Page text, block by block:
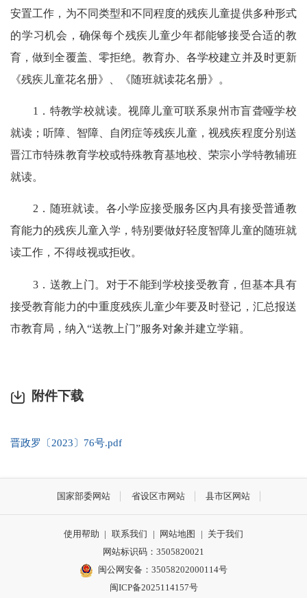
安置工作，为不同类型和不同程度的残疾儿童提供多种形式
的学习机会，确保每个残疾儿童少年都能够接受合适的教
育，做到全覆盖、零拒绝。教育办、各学校建立并及时更新
《残疾儿童花名册》、《随班就读花名册》。
1．特教学校就读。视障儿童可联系泉州市盲聋哑学校
就读；听障、智障、自闭症等残疾儿童，视残疾程度分别送
晋江市特殊教育学校或特殊教育基地校、荣宗小学特教辅班
就读。
2．随班就读。各小学应接受服务区内具有接受普通教
育能力的残疾儿童入学，特别要做好轻度智障儿童的随班就
读工作，不得歧视或拒收。
3．送教上门。对于不能到学校接受教育，但基本具有
接受教育能力的中重度残疾儿童少年要及时登记，汇总报送
市教育局，纳入“送教上门”服务对象并建立学籍。
附件下载
晋政罗〔2023〕76号.pdf
国家部委网站 省设区市网站 县市区网站
使用帮助 | 联系我们 | 网站地图 | 关于我们
网站标识码：3505820021
闽公网安备：35058202000114号
闽ICP备2025114157号